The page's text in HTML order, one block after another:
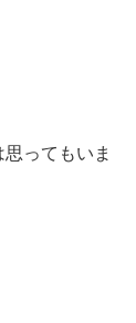
ってもいま